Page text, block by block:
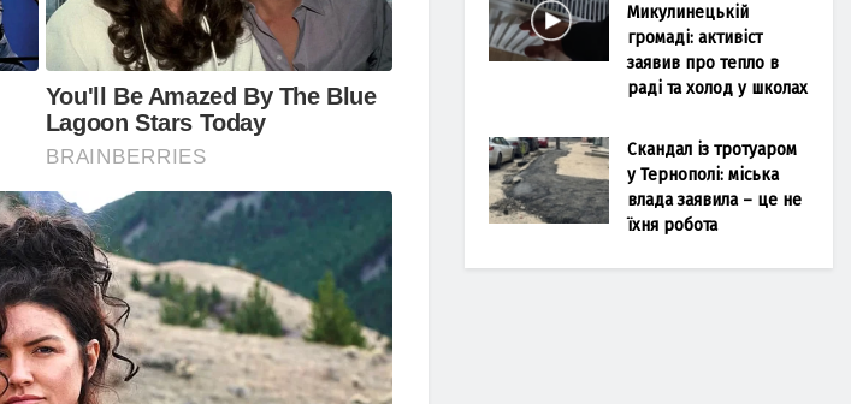
Микулинецькій
громаді: активіст
заявив про тепло в
раді та холод у школах
Скандал із тротуаром
у Тернополі: міська
влада заявила – це не
їхня робота